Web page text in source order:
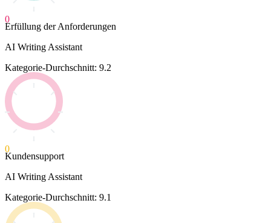
0
Erfüllung der Anforderungen
AI Writing Assistant
Kategorie-Durchschnitt: 9.2
0
Kundensupport
AI Writing Assistant
Kategorie-Durchschnitt: 9.1